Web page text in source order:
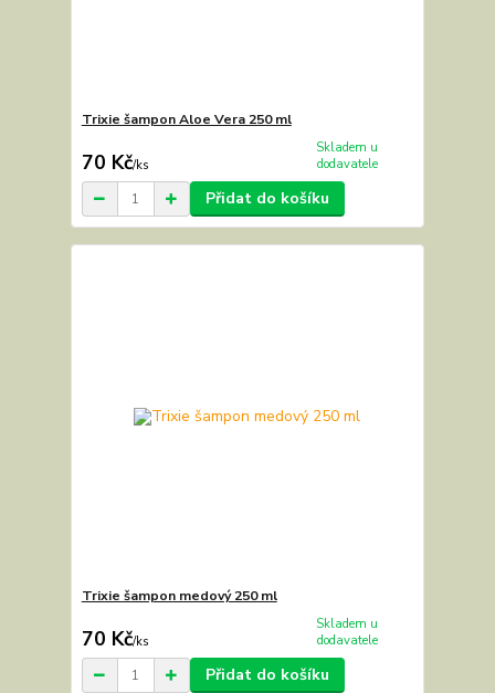
Trixie šampon Aloe Vera 250 ml
70 Kč/ks
Skladem u
dodavatele
Přidat do košíku
Trixie šampon medový 250 ml
70 Kč/ks
Skladem u
dodavatele
Přidat do košíku